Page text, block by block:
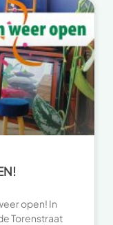
open! In
Torenstraat